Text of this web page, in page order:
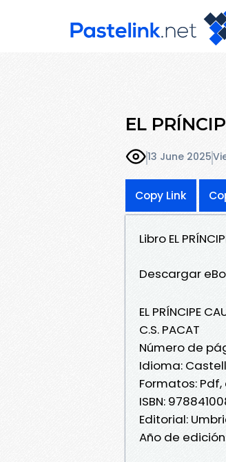
EL
13 June 2025
Copy Link
Libro EL
Descargar
EL PRÍNCIPE
C.S. PACAT
Número de
Idioma:
Formatos: Pdf,
ISBN:
Editorial:
Año de